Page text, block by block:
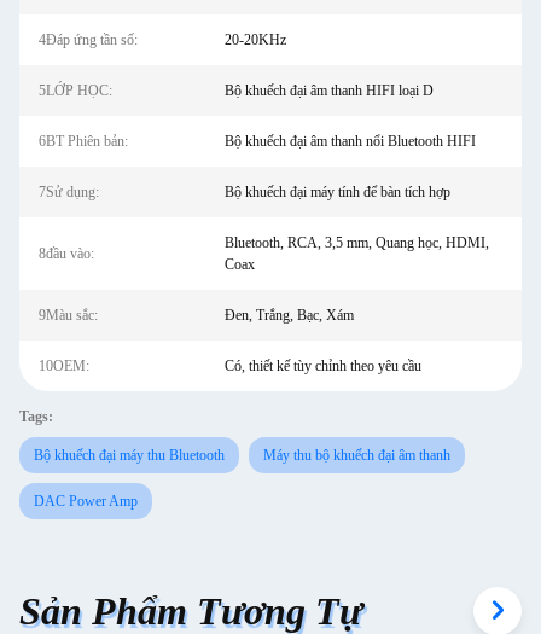
4Đáp ứng tần số: 20-20KHz
5LỚP HỌC: Bộ khuếch đại âm thanh HIFI loại D
6BT Phiên bản: Bộ khuếch đại âm thanh nổi Bluetooth HIFI
7Sử dụng: Bộ khuếch đại máy tính để bàn tích hợp
8đầu vào:
Bluetooth, RCA, 3,5 mm, Quang học, HDMI,
Coax
9Màu sắc: Đen, Trắng, Bạc, Xám
10OEM: Có, thiết kế tùy chỉnh theo yêu cầu
Tags:
Bộ khuếch đại máy thu Bluetooth Máy thu bộ khuếch đại âm thanh
DAC Power Amp
Sản Phẩm Tương Tự